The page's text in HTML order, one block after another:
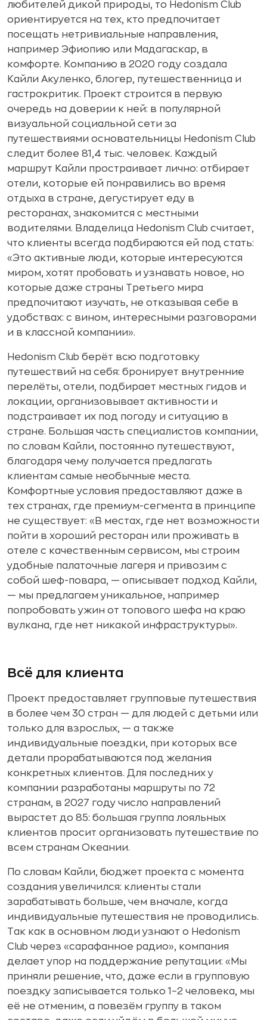
любителей дикой природы, то Hedonism Club
ориентируется на тех, кто предпочитает
посещать нетривиальные направления,
например Эфиопию или Мадагаскар, в
комфорте. Компанию в 2020 году создала
Кайли Акуленко, блогер, путешественница и
гастрокритик. Проект строится в первую
очередь на доверии к ней: в популярной
визуальной социальной сети за
путешествиями основательницы Hedonism Club
следит более 81,4 тыс. человек. Каждый
маршрут Кайли простраивает лично: отбирает
отели, которые ей понравились во время
отдыха в стране, дегустирует еду в
ресторанах, знакомится с местными
водителями. Владелица Hedonism Club считает,
что клиенты всегда подбираются ей под стать:
«Это активные люди, которые интересуются
миром, хотят пробовать и узнавать новое, но
которые даже страны Третьего мира
предпочитают изучать, не отказывая себе в
удобствах: с вином, интересными разговорами
и в классной компании».
Hedonism Club берёт всю подготовку
путешествий на себя: бронирует внутренние
перелёты, отели, подбирает местных гидов и
локации, организовывает активности и
подстраивает их под погоду и ситуацию в
стране. Большая часть специалистов компании,
по словам Кайли, постоянно путешествуют,
благодаря чему получается предлагать
клиентам самые необычные места.
Комфортные условия предоставляют даже в
тех странах, где премиум-сегмента в принципе
не существует: «В местах, где нет возможности
пойти в хороший ресторан или проживать в
отеле с качественным сервисом, мы строим
удобные палаточные лагеря и привозим с
собой шеф-повара, — описывает подход Кайли,
— мы предлагаем уникальное, например
попробовать ужин от топового шефа на краю
вулкана, где нет никакой инфраструктуры».
Всё для клиента
Проект предоставляет групповые путешествия
в более чем 30 стран — для людей с детьми или
только для взрослых, — а также
индивидуальные поездки, при которых все
детали прорабатываются под желания
конкретных клиентов. Для последних у
компании разработаны маршруты по 72
странам, в 2027 году число направлений
вырастет до 85: большая группа лояльных
клиентов просит организовать путешествие по
всем странам Океании.
По словам Кайли, бюджет проекта с момента
создания увеличился: клиенты стали
зарабатывать больше, чем вначале, когда
индивидуальные путешествия не проводились.
Так как в основном люди узнают о Hedonism
Club через «сарафанное радио», компания
делает упор на поддержание репутации: «Мы
приняли решение, что, даже если в групповую
поездку записывается только 1–2 человека, мы
её не отменим, а повезём группу в таком